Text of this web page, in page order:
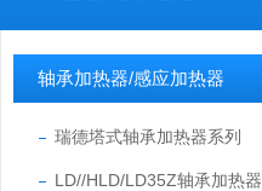
轴承加热器/感应加热器
瑞德塔式轴承加热器系列
LD//HLD/LD35Z轴承加热器